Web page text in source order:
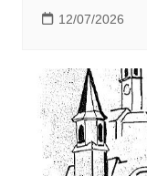
12/07/2026